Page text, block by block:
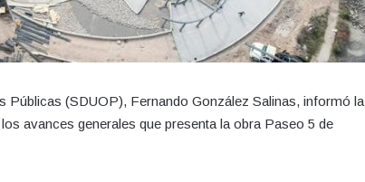
Públicas (SDUOP), Fernando González Salinas, informó la
avances generales que presenta la obra Paseo 5 de